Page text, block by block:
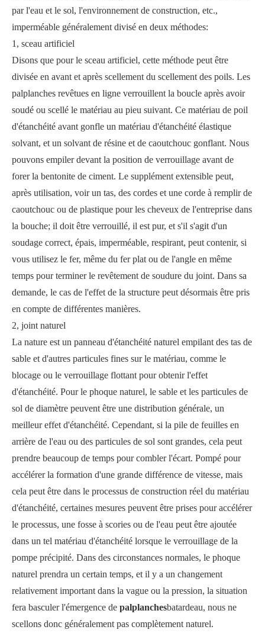
par l'eau et le sol, l'environnement de construction, etc.,
imperméable généralement divisé en deux méthodes:
1, sceau artificiel
Disons que pour le sceau artificiel, cette méthode peut être
divisée en avant et après scellement du scellement des poils. Les
palplanches revêtues en ligne verrouillent la boucle après avoir
soudé ou scellé le matériau au pieu suivant. Ce matériau de poil
d'étanchéité avant gonfle un matériau d'étanchéité élastique
solvant, et un solvant de résine et de caoutchouc gonflant. Nous
pouvons empiler devant la position de verrouillage avant de
forer la bentonite de ciment. Le supplément extensible peut,
après utilisation, voir un tas, des cordes et une corde à remplir de
caoutchouc ou de plastique pour les cheveux de l'entreprise dans
la bouche; il doit être verrouillé, il est pur, et s'il s'agit d'un
soudage correct, épais, imperméable, respirant, peut contenir, si
vous utilisez le fer, même du fer plat ou de l'angle en même
temps pour terminer le revêtement de soudure du joint. Dans sa
demande, le cas de l'effet de la structure peut désormais être pris
en compte de différentes manières.
2, joint naturel
La nature est un panneau d'étanchéité naturel empilant des tas de
sable et d'autres particules fines sur le matériau, comme le
blocage ou le verrouillage flottant pour obtenir l'effet
d'étanchéité. Pour le phoque naturel, le sable et les particules de
sol de diamètre peuvent être une distribution générale, un
meilleur effet d'étanchéité. Cependant, si la pile de feuilles en
arrière de l'eau ou des particules de sol sont grandes, cela peut
prendre beaucoup de temps pour combler l'écart. Pompé pour
accélérer la formation d'une grande différence de vitesse, mais
cela peut être dans le processus de construction réel du matériau
d'étanchéité, certaines mesures peuvent être prises pour accélérer
le processus, une fosse à scories ou de l'eau peut être ajoutée
dans un tel matériau d'étanchéité lorsque le verrouillage de la
pompe précipité. Dans des circonstances normales, le phoque
naturel prendra un certain temps, et il y a un changement
relativement important dans la vague ou la pression, la situation
fera basculer l'émergence de palplanchesbatardeau, nous ne
scellons donc généralement pas complètement naturel.